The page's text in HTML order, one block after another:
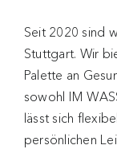
Seit 2020 sind
Stuttgart. Wir
Palette an
sowohl IM
lässt sich
persönlichen